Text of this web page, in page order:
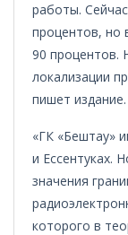
работы.
процентов, но
90 процентов.
локализации
пишет издание.
«ГК «Бештау»
и Ессентуках.
значения
которого в